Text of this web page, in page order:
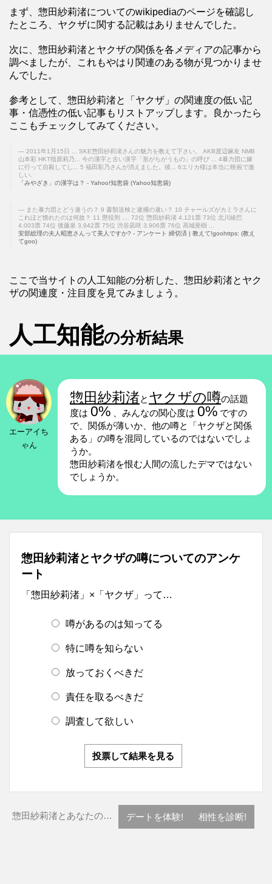
まず、惣田紗莉渚についてのwikipediaのページを確認し
たところ、ヤクザに関する記載はありませんでした。
次に、惣田紗莉渚とヤクザの関係を各メディアの記事から
調べましたが、これもやはり関連のある物が見つかりませ
んでした。
参考として、惣田紗莉渚と「ヤクザ」の関連度の低い記
事・信憑性の低い記事もリストアップします。良かったら
ここもチェックしてみてください。
2011年1月15日 ... SKE惣田紗莉渚さんの魅力を教えて下さい。 AKB渡辺麻友 NMB
山本彩 HKT指原莉乃... 今の漢字と古い漢字「形がちがうもの」の呼び ... 4暴力団に嫁
に行って自殺してし... 5 福田彩乃さんが消えました。彼... 6エリカ様は本当に映画で激
しい.
「みやざき」の漢字は？ - Yahoo!知恵袋 (Yahoo知恵袋)
また暴力団とどう違うの？ 9 書類送検と逮捕の違い？ 10 チャールズがカミラさんに
これほど惚れたのは何故？ 11 懲役刑 .... 72位 惣田紗莉渚 4,121票 73位 北川綾巴
4,003票 74位 後藤泉 3,942票 75位 渋谷凪咲 3,906票 76位 高城亜樹 ...
安部総理の夫人昭恵さんって美人ですか? - アンケート 締切済 | 教えて!goohttps: (教え
てgoo)
ここで当サイトの人工知能の分析した、惣田紗莉渚とヤク
ザの関連度・注目度を見てみましょう。
人工知能の分析結果
エーアイち
ゃん
惣田紗莉渚と ヤクザの噂の話題
度は 0% 、みんなの関心度は 0% ですの
で、関係が薄いか、他の噂と「ヤクザと関係
ある」の噂を混同しているのではないでしょ
うか。
惣田紗莉渚を恨む人間の流したデマではない
でしょうか。
惣田紗莉渚とヤクザの噂についてのアンケ
ート
「惣田紗莉渚」×「ヤクザ」って…
噂があるのは知ってる
特に噂を知らない
放っておくべきだ
責任を取るべきだ
調査して欲しい
投票して結果を見る
惣田紗莉渚とあなたの… デートを体験! 相性を診断!